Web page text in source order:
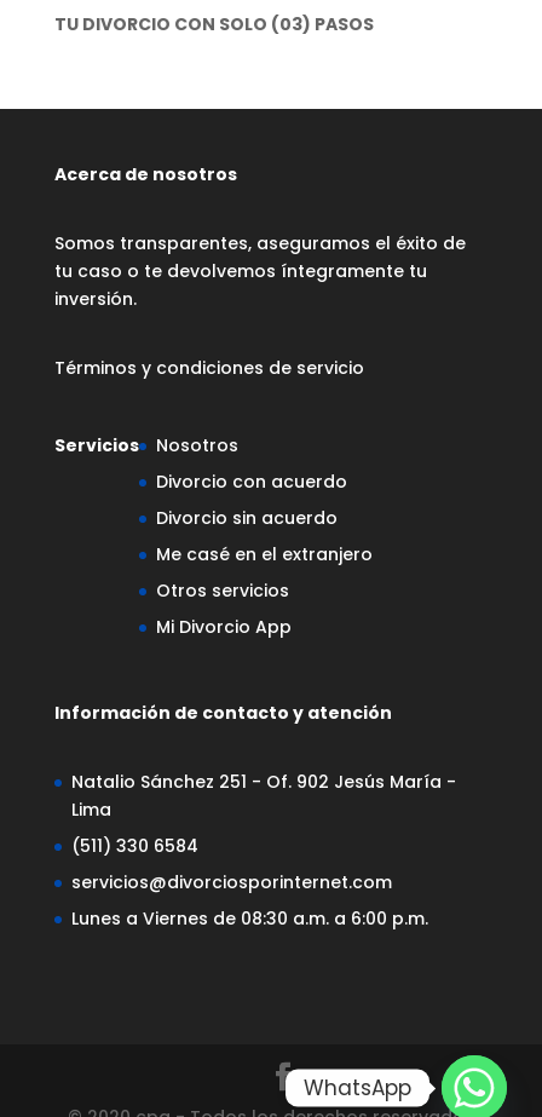
TU DIVORCIO CON SOLO (03) PASOS
Acerca de nosotros
Somos transparentes, aseguramos el éxito de
tu caso o te devolvemos íntegramente tu
inversión.
Términos y condiciones de servicio
Servicios
Nosotros
Divorcio con acuerdo
Divorcio sin acuerdo
Me casé en el extranjero
Otros servicios
Mi Divorcio App
Información de contacto y atención
Natalio Sánchez 251 - Of. 902 Jesús María -
Lima
(511) 330 6584
servicios@divorciosporinternet.com
Lunes a Viernes de 08:30 a.m. a 6:00 p.m.
WhatsApp